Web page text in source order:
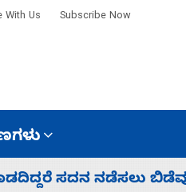
With Us Subscribe Now
ಹಣಬಲ ಮತ್ತು